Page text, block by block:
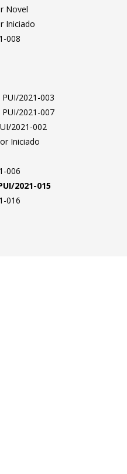
Novel
Iniciado
008
2021-003
2021-007
2021-002
Iniciado
006
2021-015
016